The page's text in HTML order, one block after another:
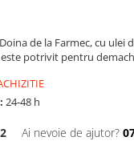
de la Farmec, cu
potrivit pentru
24-48 h
Ai nevoie de ajutor?